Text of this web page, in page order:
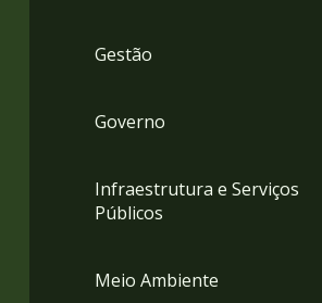
Gestão
Governo
Infraestrutura e Serviços
Públicos
Meio Ambiente